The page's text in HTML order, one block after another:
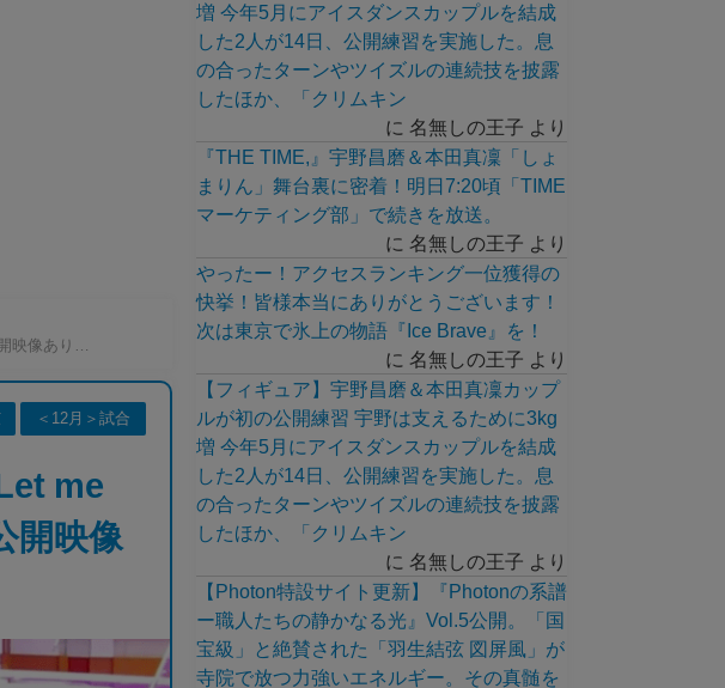
映像あり…
＜12月＞試合
me
開映像
増 今年5月にアイスダンスカップルを結成
した2人が14日、公開練習を実施した。息
の合ったターンやツイズルの連続技を披露
したほか、「クリムキン
に 名無しの王子 より
『THE TIME,』宇野昌磨＆本田真凜「しょ
まりん」舞台裏に密着！明日7:20頃「TIME
マーケティング部」で続きを放送。
に 名無しの王子 より
やったー！アクセスランキング一位獲得の
快挙！皆様本当にありがとうございます！
次は東京で氷上の物語『Ice Brave』を！
に 名無しの王子 より
【フィギュア】宇野昌磨＆本田真凜カップ
ルが初の公開練習 宇野は支えるために3kg
増 今年5月にアイスダンスカップルを結成
した2人が14日、公開練習を実施した。息
の合ったターンやツイズルの連続技を披露
したほか、「クリムキン
に 名無しの王子 より
【Photon特設サイト更新】『Photonの系譜
ー職人たちの静かなる光』Vol.5公開。「国
宝級」と絶賛された「羽生結弦 図屏風」が
寺院で放つ力強いエネルギー。その真髄を